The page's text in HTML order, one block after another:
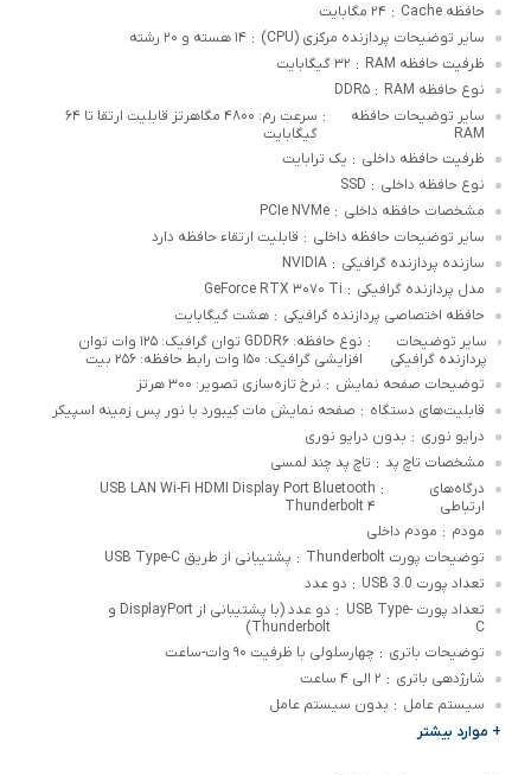
حافظه Cache
: ۲۴ مگابایت
سایر توضیحات پردازنده مرکزی (CPU)
: ۱۴ هسته و ۲۰ رشته
ظرفیت حافظه RAM
: ۳۲ گیگابایت
نوع حافظه RAM
: DDR۵
سایر توضیحات حافظه
RAM
:
سرعت رم: ۴۸۰۰ مگاهرتز قابلیت ارتقا تا ۶۴
گیگابایت
ظرفیت حافظه داخلی : یک ترابایت
نوع حافظه داخلی :
SSD
مشخصات حافظه داخلی :
PCIe NVMe
سایر توضیحات حافظه داخلی : قابلیت ارتقاء حافظه دارد
سازنده پردازنده گرافیکی :
NVIDIA
مدل پردازنده گرافیکی : GeForce RTX ۳۰۷۰ Ti
حافظه اختصاصی پردازنده گرافیکی : هشت گیگابایت
سایر توضیحات
پردازنده گرافیکی
:
نوع حافظه: GDDR۶ توان گرافیک: ۱۲۵ وات توان
افزایشی گرافیک: ۱۵۰ وات رابط حافظه: ۲۵۶ بیت
توضیحات صفحه نمایش : نرخ تازه‌سازی تصویر: ۳۰۰ هرتز
قابلیت‌های دستگاه : صفحه نمایش مات کیبورد با نور پس زمینه اسپیکر
درایو نوری : بدون درایو نوری
مشخصات تاچ پد : تاچ پد چند لمسی
درگاه‌های
ارتباطی
:
USB LAN Wi-Fi HDMI Display Port Bluetooth
Thunderbolt ۴
مودم : مودم داخلی
توضیحات پورت Thunderbolt
: پشتیبانی از طریق USB Type-C
تعداد پورت USB 3.0
: دو عدد
تعداد پورت USB Type-
C
:
دو عدد (با پشتیبانی از DisplayPort و
Thunderbolt)
توضیحات باتری : چهارسلولی با ظرفیت ۹۰ وات-ساعت
شارژدهی باتری : ۲ الی ۴ ساعت
سیستم عامل : بدون سیستم عامل
+ موارد بیشتر